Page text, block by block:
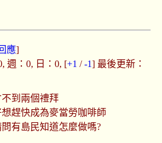
應]
週：0, 日：0, [+1 /-1] 最後更新：
不到兩個禮拜
想趕快成為麥當勞咖啡師
問有島民知道怎麼做嗎?